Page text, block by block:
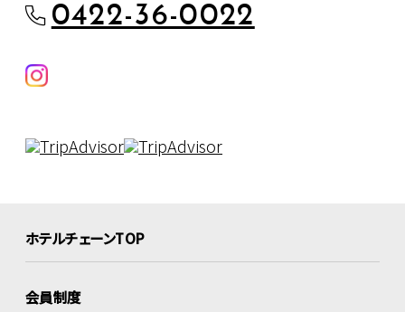
0422-36-0022
ホテルチェーンTOP
会員制度